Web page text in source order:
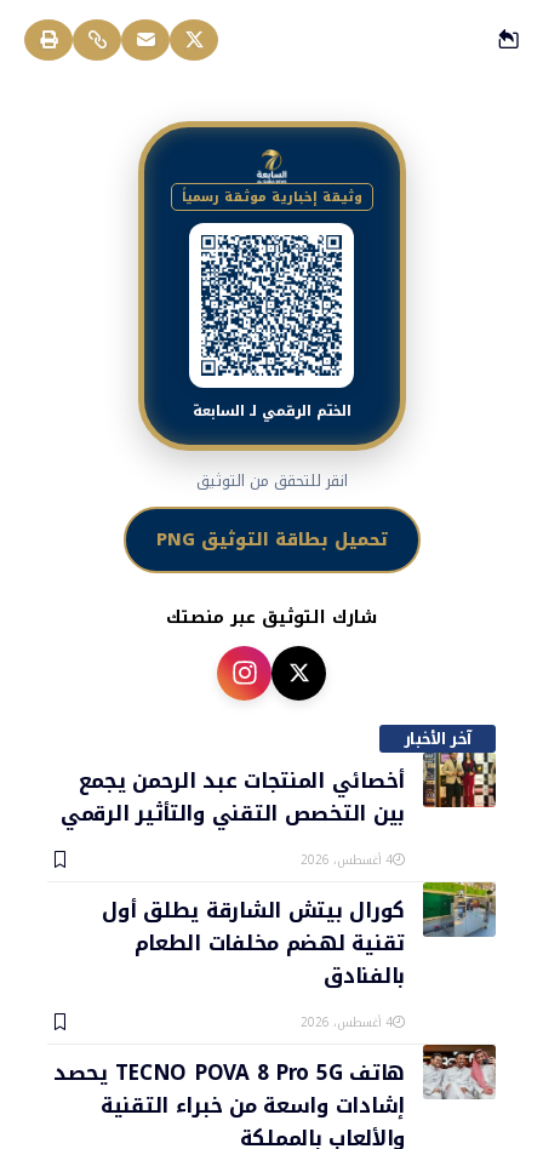
وثيقة إخبارية موثقة رسمياً
الختم الرقمي لـ السابعة
انقر للتحقق من التوثيق
تحميل بطاقة التوثيق PNG
شارك التوثيق عبر منصتك
آخر الأخبار
أخصائي المنتجات عبد الرحمن يجمع
بين التخصص التقني والتأثير الرقمي
4 أغسطس، 2026
كورال بيتش الشارقة يطلق أول
تقنية لهضم مخلفات الطعام
بالفنادق
4 أغسطس، 2026
هاتف TECNO POVA 8 Pro 5G يحصد
إشادات واسعة من خبراء التقنية
والألعاب بالمملكة